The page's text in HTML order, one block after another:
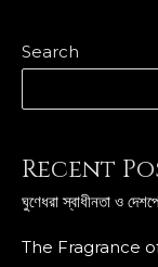
Search
Recent
ঘুণেধরা স্বাধীনতা ও
The Fragrance